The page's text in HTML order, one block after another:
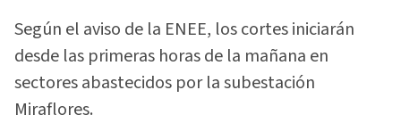
Según el aviso de la ENEE, los cortes iniciarán
desde las primeras horas de la mañana en
sectores abastecidos por la subestación
Miraflores.